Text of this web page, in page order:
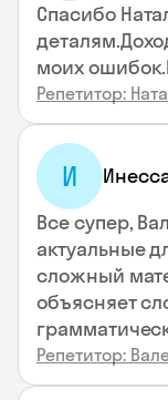
Спасибо
моих
Репетитор:
И
Все супер,
актуальные
сложный
объясняет
Репетитор: